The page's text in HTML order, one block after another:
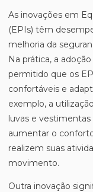
As inovações em
(EPIs) têm
melhoria da
Na prática, a
permitido que os
confortáveis e
exemplo, a
luvas e
aumentar o
realizem suas
movimento.
Outra inovação